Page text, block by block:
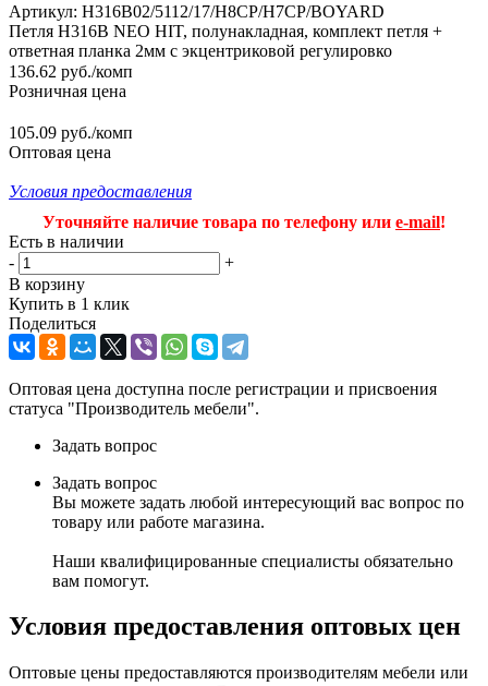
Артикул: H316B02/5112/17/H8CP/H7CP/BOYARD
Петля H316B NEO HIT, полунакладная, комплект петля +
ответная планка 2мм с экцентриковой регулировко
136.62 руб./комп
Розничная цена
105.09 руб./комп
Оптовая цена
Условия предоставления
Уточняйте наличие товара по телефону или e-mail!
Есть в наличии
-
+
В корзину
Купить в 1 клик
Поделиться
Оптовая цена доступна после регистрации и присвоения
статуса "Производитель мебели".
Задать вопрос
Задать вопрос
Вы можете задать любой интересующий вас вопрос по
товару или работе магазина.
Наши квалифицированные специалисты обязательно
вам помогут.
Условия предоставления оптовых цен
Оптовые цены предоставляются производителям мебели или